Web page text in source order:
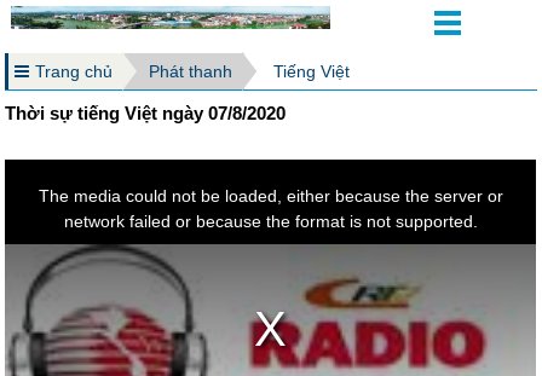
Trang chủ Phát thanh Tiếng Việt
Thời sự tiếng Việt ngày 07/8/2020